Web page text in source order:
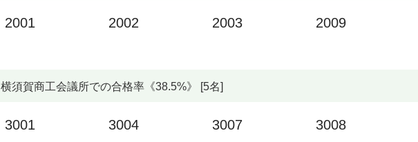
2001 2002 2003 2009
横須賀商工会議所での合格率《38.5%》 [5名]
3001 3004 3007 3008